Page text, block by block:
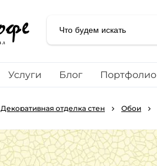
Услуги Блог Портфолио
Декоративная отделка стен Обои